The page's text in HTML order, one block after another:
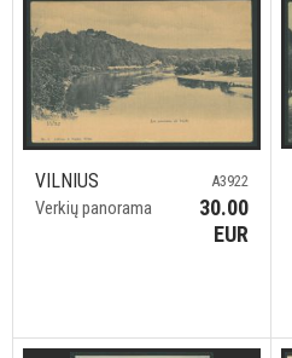
VILNIUS
Verkių panorama
A3922
30.00
EUR